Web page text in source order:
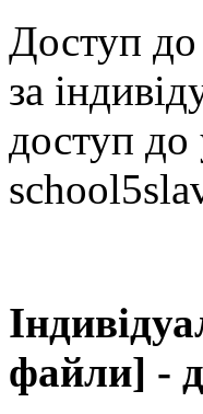
Доступ до
за
доступ до
файли] -